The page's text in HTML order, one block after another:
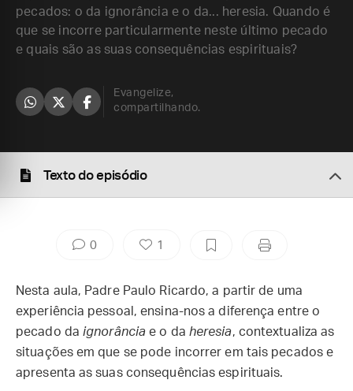
pecados: o da ignorância e o da... heresia. Quando é
que se incorre particularmente neste último pecado
e quais são as suas consequências espirituais?
Evangelize,
compartilhando.
Texto do episódio
0 1
Nesta aula, Padre Paulo Ricardo, a partir de uma
experiência pessoal, ensina-nos a diferença entre o
pecado da ignorância e o da heresia, contextualiza as
situações em que se pode incorrer em tais pecados e
apresenta as suas consequências espirituais.